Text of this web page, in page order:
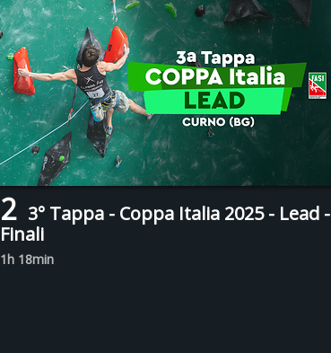
2 3° Tappa - Coppa Italia 2025 - Lead -
Finali
1h 18min